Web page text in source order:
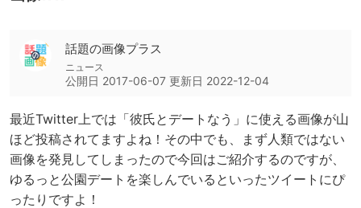
話題の画像プラス
ニュース
公開日 2017-06-07 更新日 2022-12-04
最近Twitter上では「彼氏とデートなう」に使える画像が山
ほど投稿されてますよね！その中でも、まず人類ではない
画像を発見してしまったので今回はご紹介するのですが、
ゆるっと公園デートを楽しんでいるといったツイートにぴ
ったりですよ！